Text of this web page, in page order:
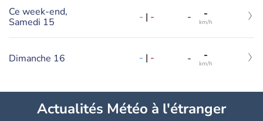
Ce week-end,
Samedi 15
- | - - -
km/h
Dimanche 16 - | - - -
km/h
Actualités Météo à l'étranger